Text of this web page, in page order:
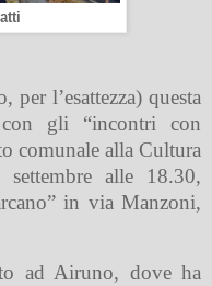
l’esattezza) questa
gli “incontri con
comunale alla Cultura
alle 18.30,
in via Manzoni,
ad Airuno, dove ha